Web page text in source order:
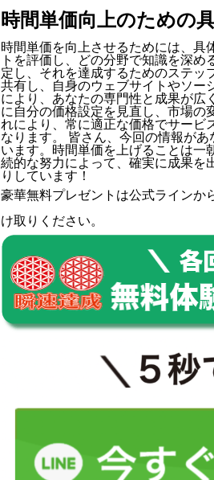
時間単価向上のための
時間単価を向上させるためには、具
トを評価し、どの分野で知識を深
定し、それを達成するためのステッ
共有し、自身のウェブサイトやソー
により、あなたの専門性と成果が広
に自分の価格設定を見直し、市場の
れにより、常に適正な価格でサービ
なります。 皆さん、今回の情報が
います。時間単価を上げることは一
続的な努力によって、確実に成果を
りしています！
豪華無料プレゼントは公式ラインか
け取りください。